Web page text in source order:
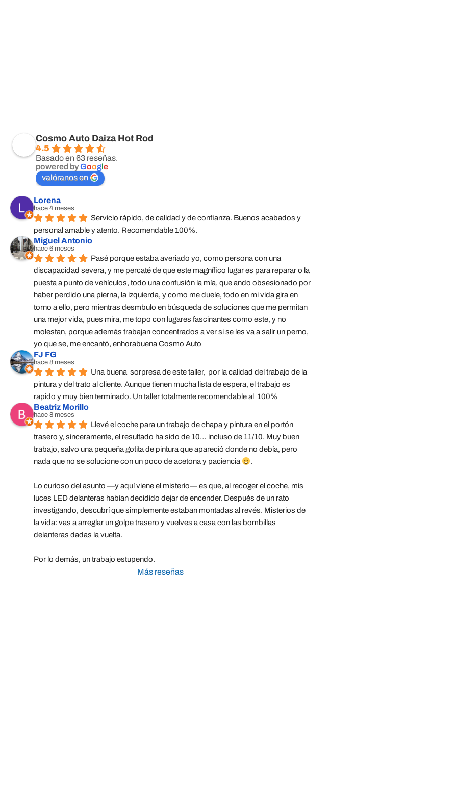
Cosmo Auto Daiza Hot Rod
4.5
Basado en 63 reseñas.
powered byGoogle
valóranos en
Lorena
hace 4 meses
Servicio rápido, de calidad y de confianza. Buenos acabados y
personal amable y atento. Recomendable 100%.
Miguel Antonio
hace 6 meses
Pasé porque estaba averiado yo, como persona con una
discapacidad severa, y me percaté de que este magnífico lugar es para reparar o la
puesta a punto de vehículos, todo una confusión la mía, que ando obsesionado por
haber perdido una pierna, la izquierda, y como me duele, todo en mi vida gira en
torno a ello, pero mientras desmbulo en búsqueda de soluciones que me permitan
una mejor vida, pues mira, me topo con lugares fascinantes como este, y no
molestan, porque además trabajan concentrados a ver si se les va a salir un perno,
yo que se, me encantó, enhorabuena Cosmo Auto
FJ FG
hace 8 meses
Una buena  sorpresa de este taller,  por la calidad del trabajo de la
pintura y del trato al cliente. Aunque tienen mucha lista de espera, el trabajo es
rapido y muy bien terminado. Un taller totalmente recomendable al  100%
Beatriz Morillo
hace 8 meses
Llevé el coche para un trabajo de chapa y pintura en el portón
trasero y, sinceramente, el resultado ha sido de 10… incluso de 11/10. Muy buen
trabajo, salvo una pequeña gotita de pintura que apareció donde no debía, pero
nada que no se solucione con un poco de acetona y paciencia
.
Lo curioso del asunto —y aquí viene el misterio— es que, al recoger el coche, mis
luces LED delanteras habían decidido dejar de encender. Después de un rato
investigando, descubrí que simplemente estaban montadas al revés. Misterios de
la vida: vas a arreglar un golpe trasero y vuelves a casa con las bombillas
delanteras dadas la vuelta.
Por lo demás, un trabajo estupendo.
Más reseñas